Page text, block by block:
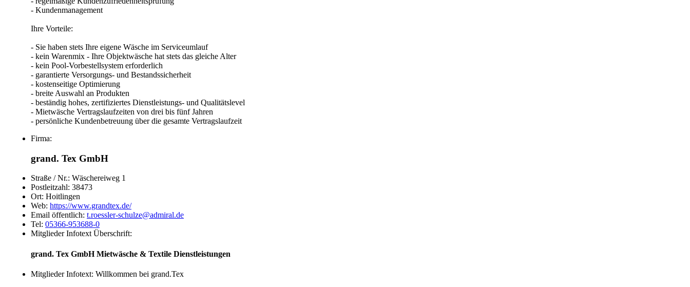
- Kundenmanagement
Ihre Vorteile:
- Sie haben stets Ihre eigene Wäsche im Serviceumlauf
- kein Warenmix - Ihre Objektwäsche hat stets das gleiche Alter
- kein Pool-Vorbestellsystem erforderlich
- garantierte Versorgungs- und Bestandssicherheit
- kostenseitige Optimierung
- breite Auswahl an Produkten
- beständig hohes, zertifiziertes Dienstleistungs- und Qualitätslevel
- Mietwäsche Vertragslaufzeiten von drei bis fünf Jahren
- persönliche Kundenbetreuung über die gesamte Vertragslaufzeit
Firma:
grand. Tex GmbH
Straße / Nr.: Wäschereiweg 1
Postleitzahl: 38473
Ort: Hoitlingen
Web: https://www.grandtex.de/
Email öffentlich: t.roessler-schulze@admiral.de
Tel: 05366-953688-0
Mitglieder Infotext Überschrift:
grand. Tex GmbH Mietwäsche & Textile Dienstleistungen
Mitglieder Infotext: Willkommen bei grand.Tex